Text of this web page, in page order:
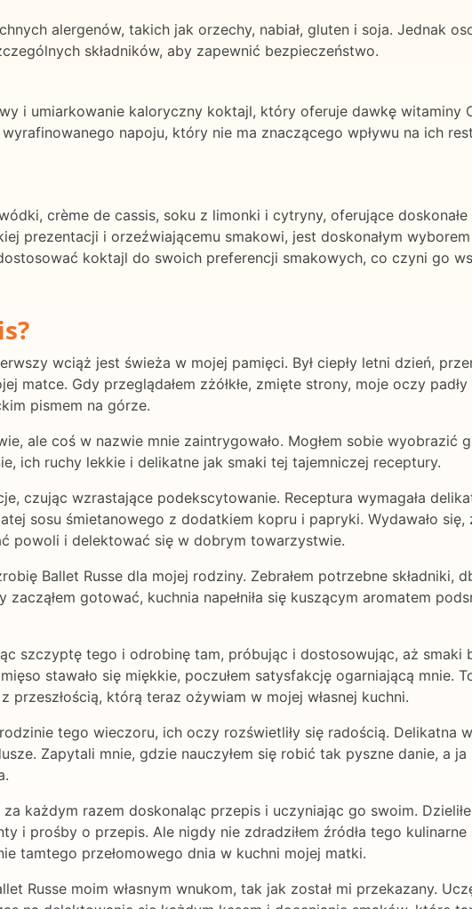
alergenów, takich jak orzechy, nabiał, gluten i soja. Jednak
składników, aby zapewnić bezpieczeństwo.
i umiarkowanie kaloryczny koktajl, który oferuje dawkę witaminy
napoju, który nie ma znaczącego wpływu na ich
crème de cassis, soku z limonki i cytryny, oferujące
prezentacji i orzeźwiającemu smakowi, jest doskonałym
koktajl do swoich preferencji smakowych, co czyni go
wciąż jest świeża w mojej pamięci. Był ciepły letni dzień,
matce. Gdy przeglądałem zżółkłe, zmięte strony, moje oczy
pismem na górze.
ale coś w nazwie mnie zaintrygowało. Mogłem sobie wyobrazić
ich ruchy lekkie i delikatne jak smaki tej tajemniczej receptury.
czując wzrastające podekscytowanie. Receptura wymagała
sosu śmietanowego z dodatkiem kopru i papryki. Wydawało się,
powoli i delektować się w dobrym towarzystwie.
Ballet Russe dla mojej rodziny. Zebrałem potrzebne składniki,
gotować, kuchnia napełniła się kuszącym aromatem
szczyptę tego i odrobinę tam, próbując i dostosowując, aż smaki
stawało się miękkie, poczułem satysfakcję ogarniającą mnie.
przeszłością, którą teraz ożywiam w mojej własnej kuchni.
tego wieczoru, ich oczy rozświetliły się radością. Delikatna
Zapytali mnie, gdzie nauczyłem się robić tak pyszne danie, a ja
każdym razem doskonaląc przepis i uczyniając go swoim.
i prośby o przepis. Ale nigdy nie zdradziłem źródła tego
tamtego przełomowego dnia w kuchni mojej matki.
Russe moim własnym wnukom, tak jak został mi przekazany.